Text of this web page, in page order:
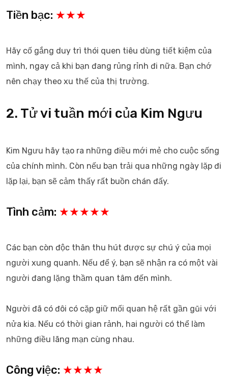
Tiền bạc: ★★★
Hãy cố gắng duy trì thói quen tiêu dùng tiết kiệm của
mình, ngay cả khi bạn đang rủng rỉnh đi nữa. Bạn chớ
nên chạy theo xu thế của thị trường.
2. Tử vi tuần mới của Kim Ngưu
Kim Ngưu hãy tạo ra những điều mới mẻ cho cuộc sống
của chính mình. Còn nếu bạn trải qua những ngày lặp đi
lặp lại, bạn sẽ cảm thấy rất buồn chán đấy.
Tình cảm: ★★★★★
Các bạn còn độc thân thu hút được sự chú ý của mọi
người xung quanh. Nếu để ý, bạn sẽ nhận ra có một vài
người đang lặng thầm quan tâm đến mình.
Người đã có đôi có cặp giữ mối quan hệ rất gần gũi với
nửa kia. Nếu có thời gian rảnh, hai người có thể làm
những điều lãng mạn cùng nhau.
Công việc: ★★★★